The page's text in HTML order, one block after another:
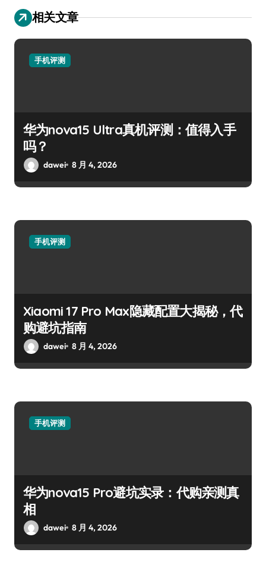
相关文章
手机评测
华为nova15 Ultra真机评测：值得入手
吗？
dawei 8 月 4, 2026
手机评测
Xiaomi 17 Pro Max隐藏配置大揭秘，代
购避坑指南
dawei 8 月 4, 2026
手机评测
华为nova15 Pro避坑实录：代购亲测真
相
dawei 8 月 4, 2026